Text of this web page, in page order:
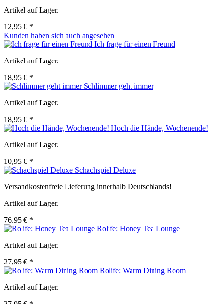
Artikel auf Lager.
12,95 € *
Kunden haben sich auch angesehen
Ich frage für einen Freund
Artikel auf Lager.
18,95 € *
Schlimmer geht immer
Artikel auf Lager.
18,95 € *
Hoch die Hände, Wochenende!
Artikel auf Lager.
10,95 € *
Schachspiel Deluxe
Versandkostenfreie Lieferung innerhalb Deutschlands!
Artikel auf Lager.
76,95 € *
Rolife: Honey Tea Lounge
Artikel auf Lager.
27,95 € *
Rolife: Warm Dining Room
Artikel auf Lager.